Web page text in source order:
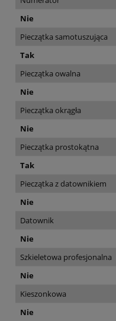
Nie
Pieczątka samotuszująca
Tak
Pieczątka owalna
Nie
Pieczątka okrągła
Nie
Pieczątka prostokątna
Tak
Pieczątka z datownikiem
Nie
Datownik
Nie
Szkieletowa profesjonalna
Nie
Kieszonkowa
Nie